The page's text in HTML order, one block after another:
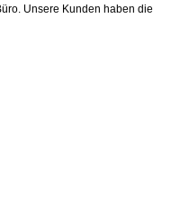
Unsere Kunden haben die